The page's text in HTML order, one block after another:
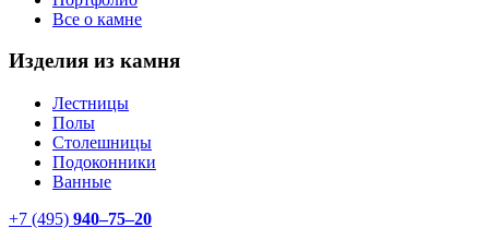
Все о камне
Изделия из камня
Лестницы
Полы
Столешницы
Подоконники
Ванные
+7 (495) 940–75–20